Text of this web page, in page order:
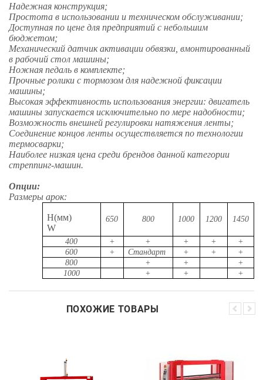
Надежная конструкция;
Простота в использовании и техническом обслуживании;
Доступная по цене для предприятий с небольшим
бюджетом;
Механический датчик активации обвязки, вмонтированный
в рабочий стол машины;
Ножная педаль в комплекте;
Прочные ролики с тормозом для надежной фиксации
машины;
Высокая эффективность использования энергии: двигатель
машины запускается исключительно по мере надобности;
Возможность внешней регулировки натяжения ленты;
Соединение концов ленты осуществляется по технологии
термосварки;
Наиболее низкая цена среди брендов данной категории
стреппинг-машин.
Опции:
Размеры арок:
H(мм)
W
650 800 1000 1200 1450
400 + + + +
+
600
+ Стандарт + +
+
800
+ +
+
1000
+ + +
ПОХОЖИЕ ТОВАРЫ